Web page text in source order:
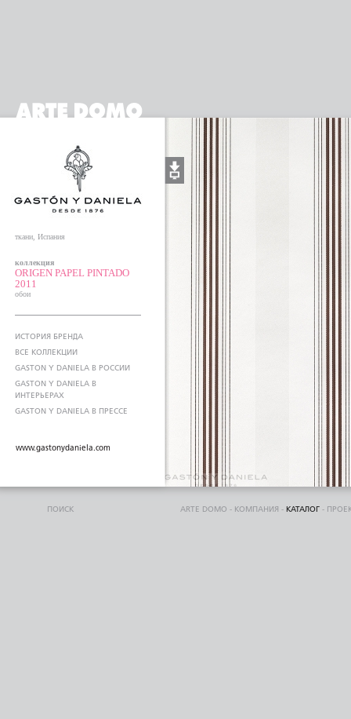
ткани, Испания
коллекция
ORIGEN PAPEL PINTADO
2011
обои
ИСТОРИЯ БРЕНДА
ВСЕ КОЛЛЕКЦИИ
GASTON Y DANIELA В РОССИИ
GASTON Y DANIELA В
ИНТЕРЬЕРАХ
GASTON Y DANIELA В ПРЕССЕ
www.gastonydaniela.com
ПОИСК ARTE DOMO - КОМПАНИЯ - КАТАЛОГ -